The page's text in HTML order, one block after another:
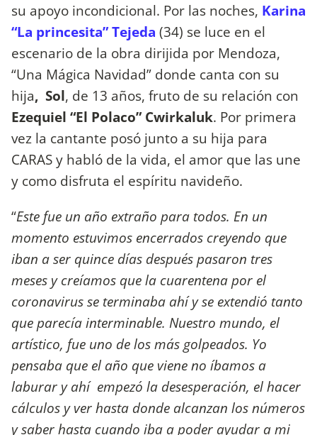
su apoyo incondicional. Por las noches, Karina
“La princesita” Tejeda (34) se luce en el
escenario de la obra dirijida por Mendoza,
“Una Mágica Navidad” donde canta con su
hija, Sol, de 13 años, fruto de su relación con
Ezequiel “El Polaco” Cwirkaluk. Por primera
vez la cantante posó junto a su hija para
CARAS y habló de la vida, el amor que las une
y como disfruta el espíritu navideño.
“Este fue un año extraño para todos. En un
momento estuvimos encerrados creyendo que
iban a ser quince días después pasaron tres
meses y creíamos que la cuarentena por el
coronavirus se terminaba ahí y se extendió tanto
que parecía interminable. Nuestro mundo, el
artístico, fue uno de los más golpeados. Yo
pensaba que el año que viene no íbamos a
laburar y ahí empezó la desesperación, el hacer
cálculos y ver hasta donde alcanzan los números
y saber hasta cuando iba a poder ayudar a mi